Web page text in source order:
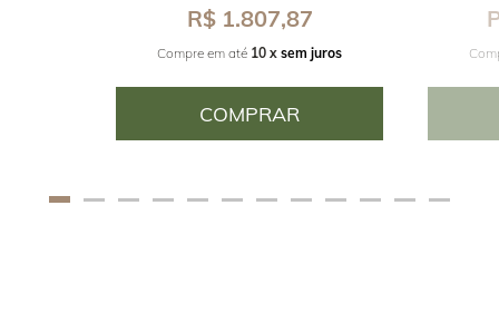
R$ 1.807,87
Compre em até 10 x sem juros
COMPRAR